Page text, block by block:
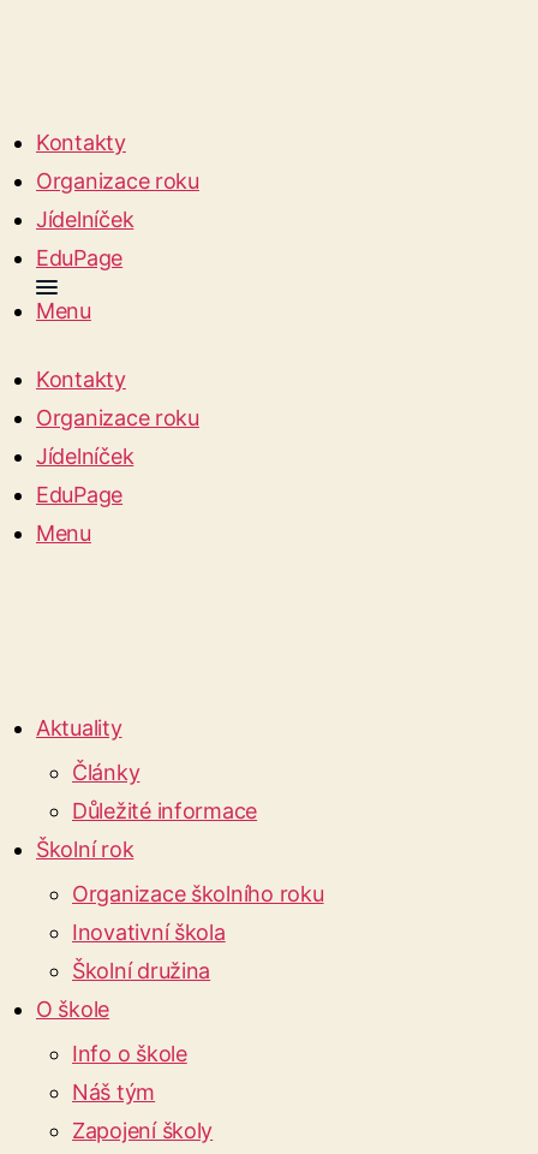
Kontakty
Organizace roku
Jídelníček
EduPage
Menu
Kontakty
Organizace roku
Jídelníček
EduPage
Menu
Aktuality
Články
Důležité informace
Školní rok
Organizace školního roku
Inovativní škola
Školní družina
O škole
Info o škole
Náš tým
Zapojení školy